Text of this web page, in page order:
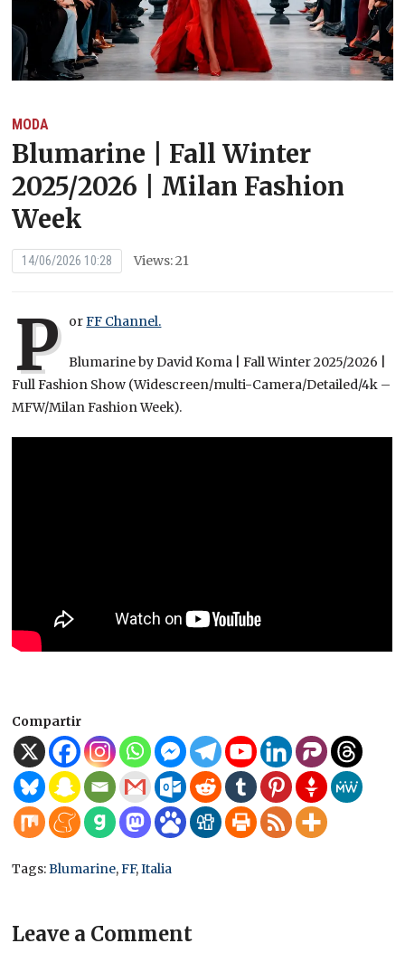
MODA
Blumarine | Fall Winter
2025/2026 | Milan Fashion
Week
14/06/2026 10:28 Views: 21
P orFF Channel.
Blumarine by David Koma | Fall Winter 2025/2026 |
Full Fashion Show (Widescreen/multi-Camera/Detailed/4k –
MFW/Milan Fashion Week).
Compartir
Tags:Blumarine,FF,Italia
Leave a Comment